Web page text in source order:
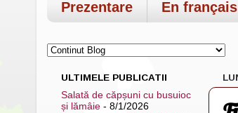
Prezentare
En français
ULTIMELE PUBLICATII
Salată de căpșuni cu busuioc
și lămâie - 8/1/2026